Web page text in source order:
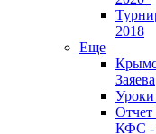
2018
Еще
Заяева
Уроки
Отчет
КФС -